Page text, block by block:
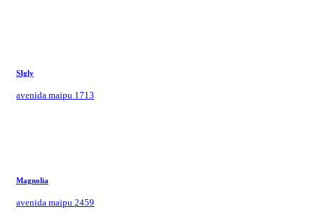
SIgly
avenida maipu 1713
Magnolia
avenida maipu 2459